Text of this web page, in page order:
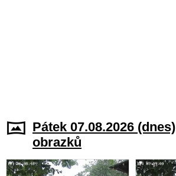
Pátek 07.08.2026 (dnes)
obrazků